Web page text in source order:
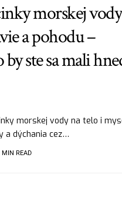
morskej vody
a pohodu –
ste sa mali
morskej vody na telo i
a dýchania cez…
MIN READ